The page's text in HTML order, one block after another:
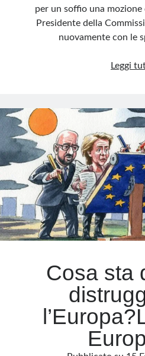
sensi della legge n· 62 del 7.03.2001.
pubblicato dai lettori nei commenti ai vari
ritenuti offensivi o lesivi dell’immagine o
razzisti o che contengano dati personali non
privacy. Alcune immagini inserite in questo
immediatamente rimosse. L’autore del blog
Meta
Accedi
Feed dei contenuti
Feed dei commenti
WordPress.org
per un soffio una
Presidente della
nuovamente con le
Leggi
Cosa sta